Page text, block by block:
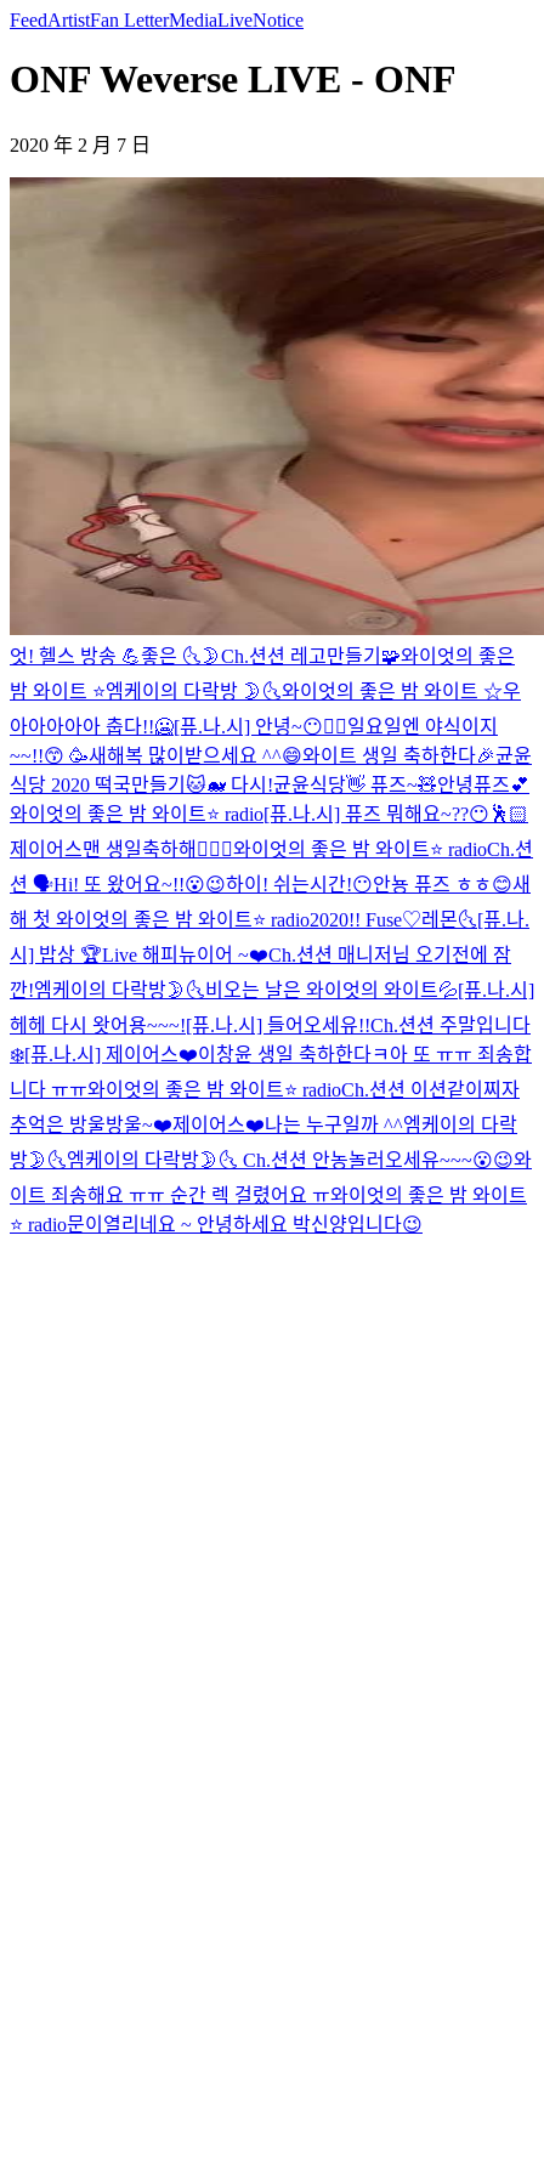
FeedArtistFan LetterMediaLiveNotice
ONF Weverse LIVE - ONF
2020 年 2 月 7 日
엇! 헬스 방송 💪좋은 🌜🌛Ch.션션 레고만들기🧩와이엇의 좋은
밤 와이트 ⭐️엠케이의 다락방 🌛🌜와이엇의 좋은 밤 와이트 ☆우
아아아아아 춥다!!🥶[퓨.나.시] 안녕~😶✌🏻일요일엔 야식이지
~~!!😙 🥳새해복 많이받으세요 ^^😄와이트 생일 축하한다🎉균윤
식당 2020 떡국만들기🐱🐋 다시!균윤식당👋 퓨즈~🧸안녕퓨즈💕
와이엇의 좋은 밤 와이트⭐️ radio[퓨.나.시] 퓨즈 뭐해요~??😶🕺🏻
제이어스맨 생일축하해👨‍❤️‍👨와이엇의 좋은 밤 와이트⭐️ radioCh.션
션 🗣Hi! 또 왔어요~!!😮😉하이! 쉬는시간!😶안뇽 퓨즈 ㅎㅎ😊새
해 첫 와이엇의 좋은 밤 와이트⭐️ radio2020!! Fuse♡레몬🌜[퓨.나.
시] 밥상 🏆Live 해피뉴이어 ~❤️Ch.션션 매니저님 오기전에 잠
깐!엠케이의 다락방🌛🌜비오는 날은 와이엇의 와이트💦[퓨.나.시]
헤헤 다시 왓어용~~~![퓨.나.시] 들어오세유!!Ch.션션 주말입니다
❄️[퓨.나.시] 제이어스❤️이창윤 생일 축하한다ㅋ 아 또 ㅠㅠ 죄송합
니다 ㅠㅠ와이엇의 좋은 밤 와이트⭐️ radioCh.션션 이션같이찌자
추억은 방울방울~❤️제이어스❤️나는 누구일까 ^^엠케이의 다락
방🌛🌜엠케이의 다락방🌛🌜 Ch.션션 안농놀러오세유~~~😮😉와
이트 죄송해요 ㅠㅠ 순간 렉 걸렸어요 ㅠ와이엇의 좋은 밤 와이트
⭐️ radio문이열리네요 ~ 안녕하세요 박신양입니다😉